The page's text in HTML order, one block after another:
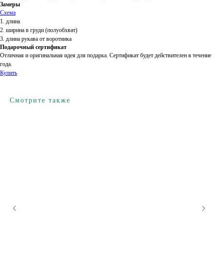
Замеры
Схема
1. длина
2. ширина в груди (полуобхват)
3. длина рукава от воротника
Подарочный сертификат
Отличная и оригинальная идея для подарка. Сертификат будет действителен в течение
года.
Купить
Смотрите также